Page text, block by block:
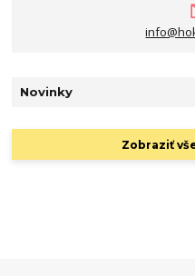
Novinky
Zobraziť